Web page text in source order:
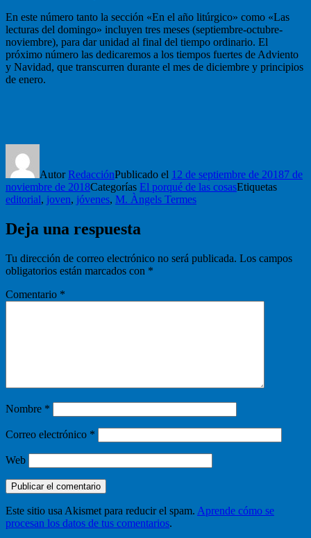
En este número tanto la sección «En el año litúrgico» como «Las
lecturas del domingo» incluyen tres meses (septiembre-octubre-
noviembre), para dar unidad al final del tiempo ordinario. El
próximo número las dedicaremos a los tiempos fuertes de Adviento
y Navidad, que transcurren durante el mes de diciembre y principios
de enero.
AutorRedacciónPublicado el 12 de septiembre de 20187 de
noviembre de 2018Categorías El porqué de las cosasEtiquetas
editorial, joven, jóvenes, M. Àngels Termes
Deja una respuesta
Tu dirección de correo electrónico no será publicada. Los campos
obligatorios están marcados con *
Comentario *
Nombre *
Correo electrónico *
Web
Este sitio usa Akismet para reducir el spam. Aprende cómo se
procesan los datos de tus comentarios.